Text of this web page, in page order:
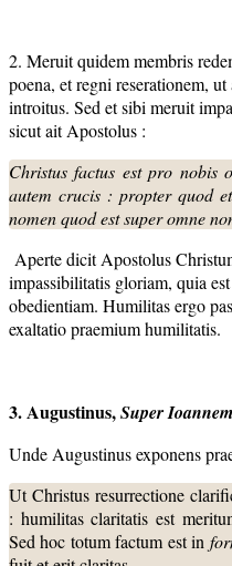
2. Meruit quidem membris
poena, et regni reserationem,
introitus. Sed et sibi meruit
sicut ait Apostolus :
Christus factus est pro nobis
autem crucis : propter quod
nomen quod est super omne
Aperte dicit Apostolus
impassibilitatis gloriam, quia
obedientiam. Humilitas ergo
exaltatio praemium humilitatis.
3. Augustinus,Super Ioannem
Unde Augustinus exponens
Ut Christus resurrectione
: humilitas claritatis est
Sed hoc totum factum est in